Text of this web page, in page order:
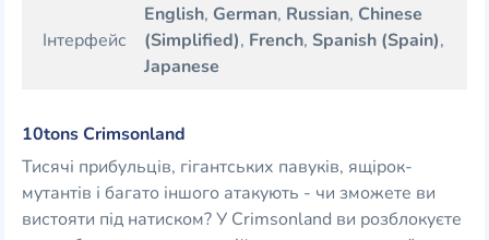
Інтерфейс
English, German, Russian, Chinese
(Simplified), French, Spanish (Spain),
Japanese
10tons Crimsonland
Тисячі прибульців, гігантських павуків, ящірок-
мутантів і багато іншого атакують - чи зможете ви
вистояти під натиском? У Crimsonland ви розблокуєте